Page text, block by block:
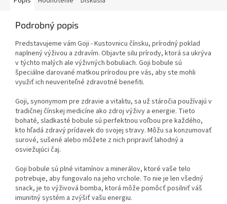
Podrobný popis
Predstavujeme vám Goji - Kustovnicu čínsku, prírodný poklad
naplnený výživou a zdravím. Objavte silu prírody, ktorá sa ukrýva
v týchto malých ale výživných bobuliach. Goji bobule sú
špeciálne darované matkou prírodou pre vás, aby ste mohli
využiť ich neuveriteľné zdravotné benefiti.
Goji, synonymom pre zdravie a vitalitu, sa už stáročia používajú v
tradičnej čínskej medicíne ako zdroj výživy a energie. Tieto
bohaté, sladkasté bobule sú perfektnou voľbou pre každého,
kto hľadá zdravý prídavek do svojej stravy. Môžu sa konzumovať
surové, sušené alebo môžete z nich pripraviť lahodný a
osviežujúci čaj.
Goji bobule sú plné vitamínov a minerálov, ktoré vaše telo
potrebuje, aby fungovalo na jeho vrchole. To nie je len všedný
snack, je to výživová bomba, ktorá môže pomôcť posilniť váš
imunitný systém a zvýšiť vašu energiu.